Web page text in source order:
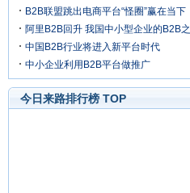
B2B联盟跳出电商平台“怪圈”赢在当下
阿里B2B回升 我国中小型企业的B2B之
路是否会迎来春天？
中国B2B行业将进入新平台时代
中小企业利用B2B平台做推广
今日来路排行榜 TOP